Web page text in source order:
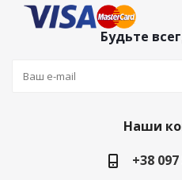
Будьте
Наши
+38